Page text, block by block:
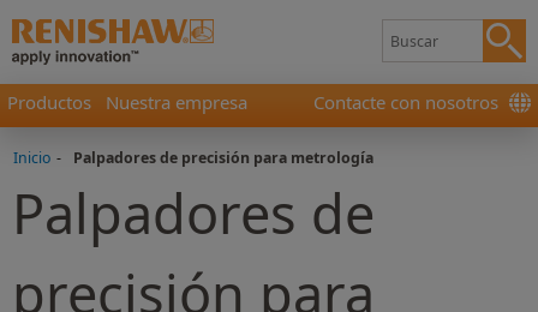
Productos Nuestra empresa Contacte con nosotros
Inicio - Palpadores de precisión para metrología
Palpadores de
precisión para